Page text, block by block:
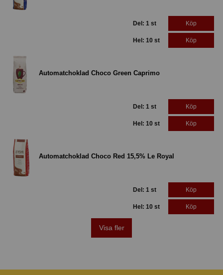
Del: 1 st Köp
Hel: 10 st Köp
Automatchoklad Choco Green Caprimo
Del: 1 st Köp
Hel: 10 st Köp
Automatchoklad Choco Red 15,5% Le Royal
Del: 1 st Köp
Hel: 10 st Köp
Visa fler